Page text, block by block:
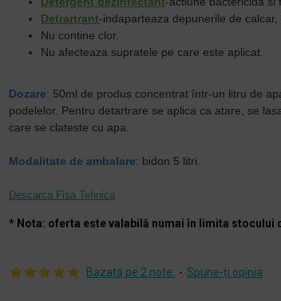
Detrartrant-indaparteaza depunerile de calcar,
Nu contine clor.
Nu afecteaza supratele pe care este aplicat.
Dozare: 50ml de produs concentrat într-un litru de
podelelor. Pentru detartrare se aplica ca atare, se
care se clateste cu apa.
Modalitate de ambalare: bidon 5 litri.
Descarca Fisa Tehnica
* Nota: oferta este valabilă numai în limita stocului
Bazată pe 2 note. - Spune-ţi opinia